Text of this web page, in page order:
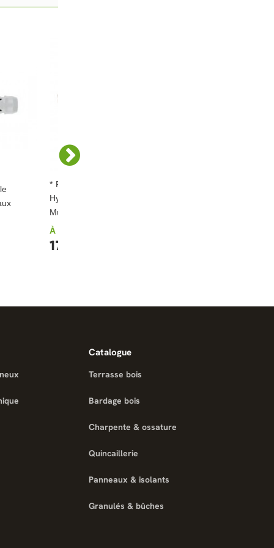
* Panneau Isolant Rigide et
Hydrofuge Isonat FIBERWOOD
Multisol 140 (RL) 1872x572mm
À partir de
17,96 €
Catalogue
Terrasse bois
Bardage bois
Charpente & ossature
Quincaillerie
Panneaux & isolants
Granulés & bûches